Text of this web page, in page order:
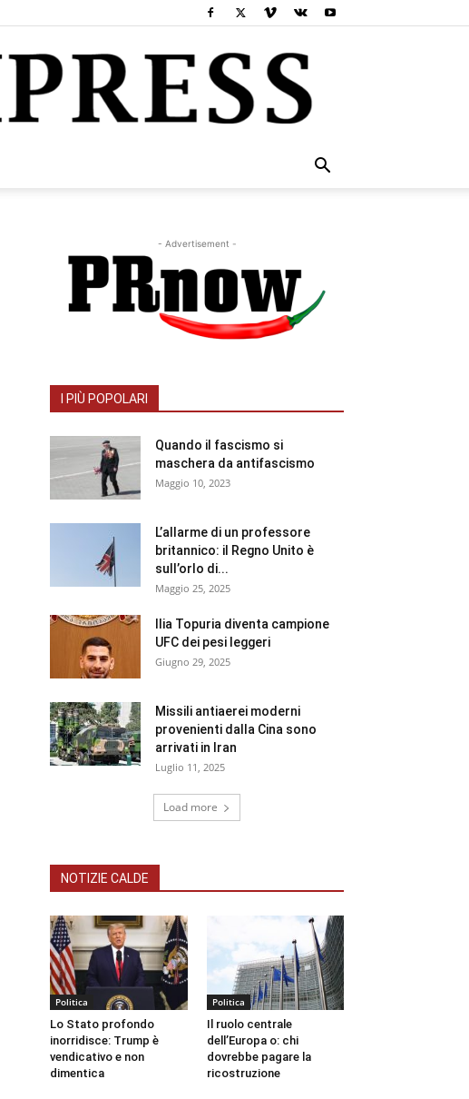
- Advertisement -
I PIÙ POPOLARI
Quando il fascismo si
maschera da antifascismo
Maggio 10, 2023
L’allarme di un professore
britannico: il Regno Unito è
sull’orlo di...
Maggio 25, 2025
Ilia Topuria diventa campione
UFC dei pesi leggeri
Giugno 29, 2025
Missili antiaerei moderni
provenienti dalla Cina sono
arrivati in Iran
Luglio 11, 2025
Load more
NOTIZIE CALDE
Politica
Lo Stato profondo
inorridisce: Trump è
vendicativo e non
dimentica
Politica
Il ruolo centrale
dell’Europa o: chi
dovrebbe pagare la
ricostruzione